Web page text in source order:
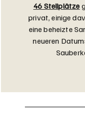
46 Stellplätze
privat, einige
eine beheizte
neueren